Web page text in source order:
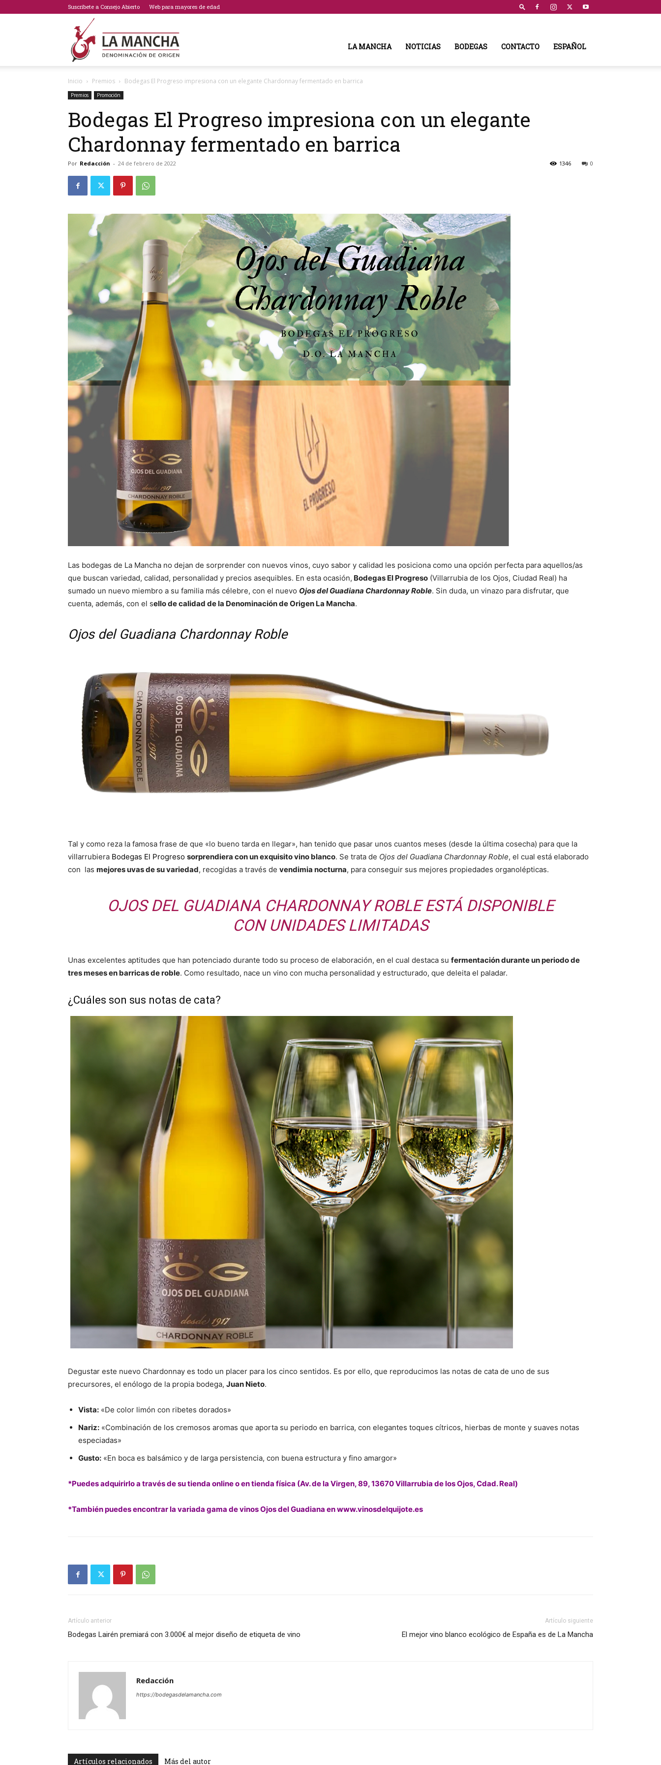
Suscríbete a Consejo Abierto Web para mayores de edad
La
LA MANCHA NOTICIAS BODEGAS CONTACTO ESPAÑOL
Inicio Premios Bodegas El Progreso impresiona con un elegante Chardonnay fermentado en barrica
Premios Promoción
Bodegas El Progreso impresiona con un elegante
Chardonnay fermentado en barrica
Por Redacción - 24 de febrero de 2022 0
1346
Las bodegas de La Mancha no dejan de sorprender con nuevos vinos, cuyo sabor y calidad les posiciona como una opción perfecta para aquellos/as
que buscan variedad, calidad, personalidad y precios asequibles. En esta ocasión, Bodegas El Progreso (Villarrubia de los Ojos, Ciudad Real) ha
sumado un nuevo miembro a su familia más célebre, con el nuevo Ojos del Guadiana Chardonnay Roble. Sin duda, un vinazo para disfrutar, que
cuenta, además, con el sello de calidad de la Denominación de Origen La Mancha.
Ojos del Guadiana Chardonnay Roble
Tal y como reza la famosa frase de que «lo bueno tarda en llegar», han tenido que pasar unos cuantos meses (desde la última cosecha) para que la
villarrubiera Bodegas El Progreso sorprendiera con un exquisito vino blanco. Se trata de Ojos del Guadiana Chardonnay Roble, el cual está elaborado
con las mejores uvas de su variedad, recogidas a través de vendimia nocturna, para conseguir sus mejores propiedades organolépticas.
OJOS DEL GUADIANA CHARDONNAY ROBLE ESTÁ DISPONIBLE
CON UNIDADES LIMITADAS
Unas excelentes aptitudes que han potenciado durante todo su proceso de elaboración, en el cual destaca su fermentación durante un periodo de
tres meses en barricas de roble. Como resultado, nace un vino con mucha personalidad y estructurado, que deleita el paladar.
¿Cuáles son sus notas de cata?
Degustar este nuevo Chardonnay es todo un placer para los cinco sentidos. Es por ello, que reproducimos las notas de cata de uno de sus
precursores, el enólogo de la propia bodega, Juan Nieto.
Vista: «De color limón con ribetes dorados»
Nariz: «Combinación de los cremosos aromas que aporta su periodo en barrica, con elegantes toques cítricos, hierbas de monte y suaves notas
especiadas»
Gusto: «En boca es balsámico y de larga persistencia, con buena estructura y fino amargor»
*Puedes adquirirlo a través de sutienda onlineo en tienda física (Av. de la Virgen, 89, 13670 Villarrubia de los Ojos, Cdad. Real)
*También puedes encontrar la variada gama de vinos Ojos del Guadiana enwww.vinosdelquijote.es
Artículo anterior
Bodegas Lairén premiará con 3.000€ al mejor diseño de etiqueta de vino
Artículo siguiente
El mejor vino blanco ecológico de España es de La Mancha
Redacción
https://bodegasdelamancha.com
Artículos relacionados Más del autor